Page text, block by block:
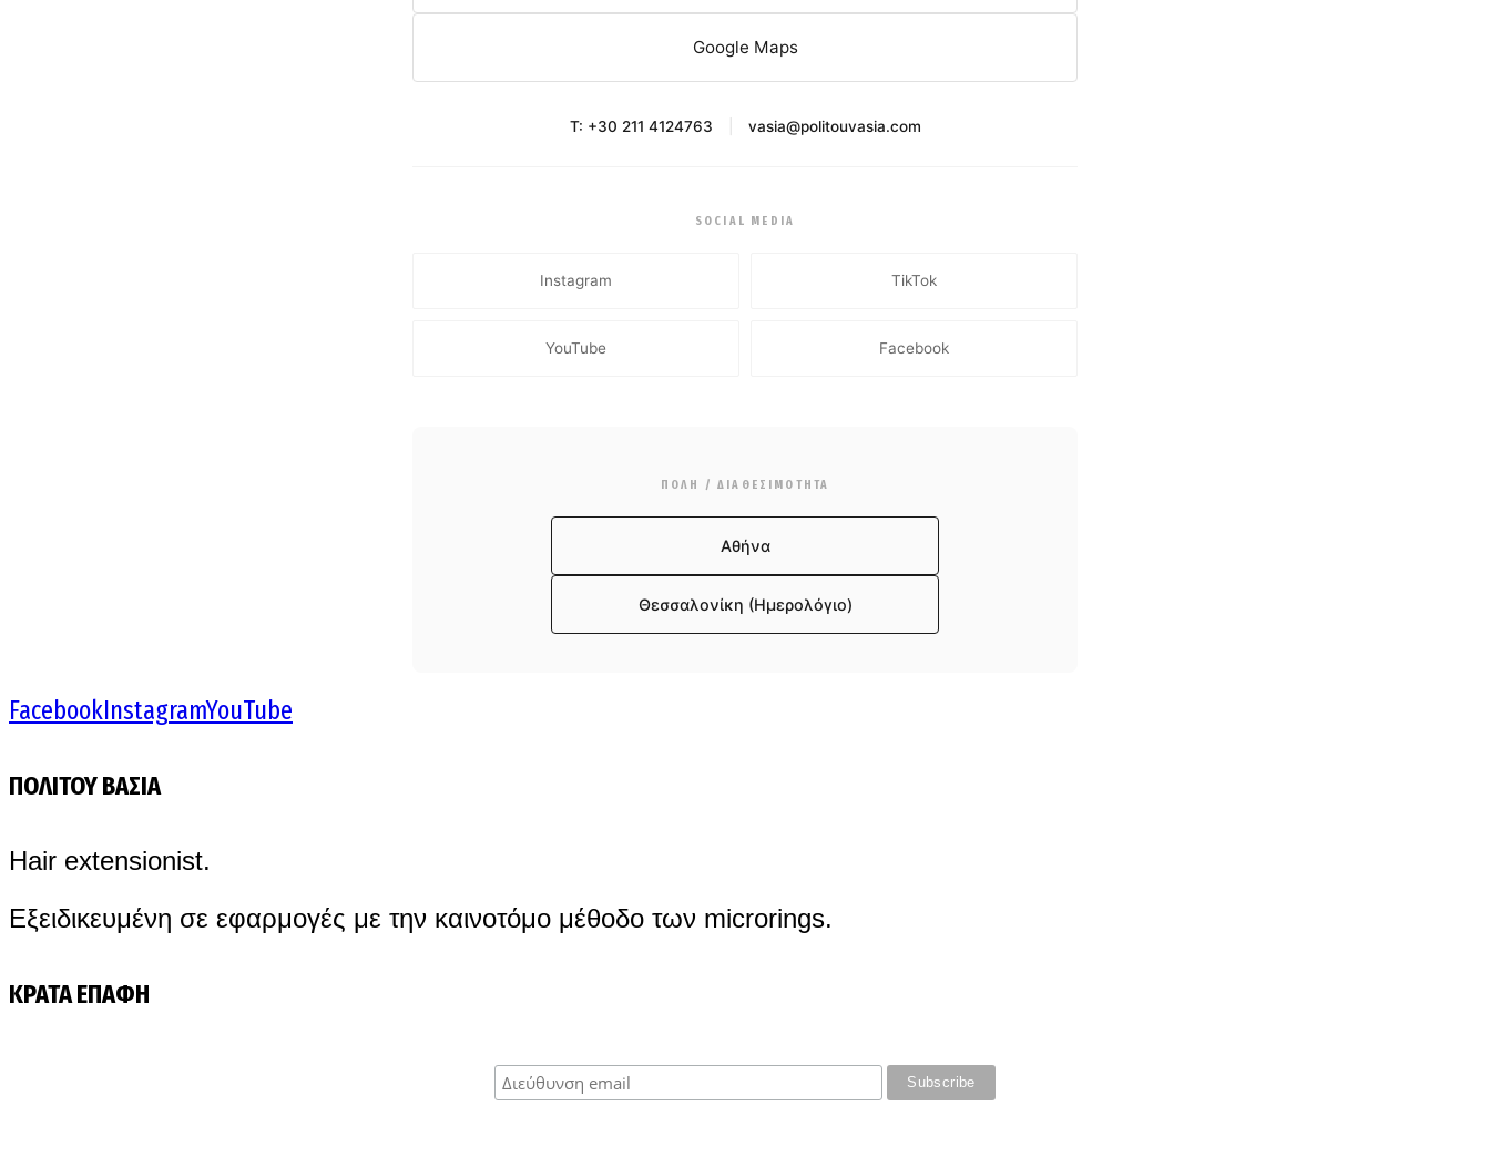
Google Maps
T: +30 211 4124763 vasia@politouvasia.com
SOCIAL MEDIA
Instagram TikTok
YouTube Facebook
ΠΌΛΗ / ΔΙΑΘΕΣΙΜΌΤΗΤΑ
Αθήνα
Θεσσαλονίκη (Ημερολόγιο)
FacebookInstagramYouTube
ΠΟΛΙΤΟΥ ΒΑΣΙΑ
Hair extensionist.
Εξειδικευμένη σε εφαρμογές με την καινοτόμο μέθοδο των microrings.
ΚΡΑΤΑ ΕΠΑΦΗ